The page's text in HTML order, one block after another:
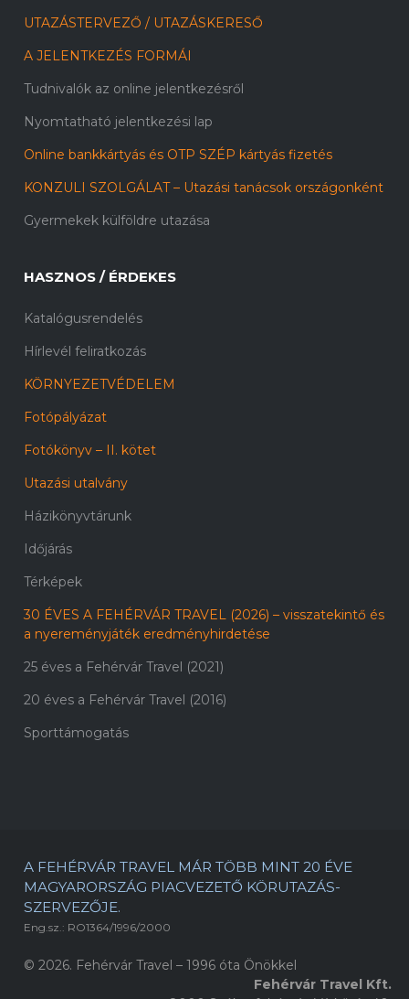
UTAZÁSTERVEZŐ / UTAZÁSKERESŐ
A JELENTKEZÉS FORMÁI
Tudnivalók az online jelentkezésről
Nyomtatható jelentkezési lap
Online bankkártyás és OTP SZÉP kártyás fizetés
KONZULI SZOLGÁLAT – Utazási tanácsok országonként
Gyermekek külföldre utazása
HASZNOS / ÉRDEKES
Katalógusrendelés
Hírlevél feliratkozás
KÖRNYEZETVÉDELEM
Fotópályázat
Fotókönyv – II. kötet
Utazási utalvány
Házikönyvtárunk
Időjárás
Térképek
30 ÉVES A FEHÉRVÁR TRAVEL (2026) – visszatekintő és
a nyereményjáték eredményhirdetése
25 éves a Fehérvár Travel (2021)
20 éves a Fehérvár Travel (2016)
Sporttámogatás
A FEHÉRVÁR TRAVEL MÁR TÖBB MINT 20 ÉVE
MAGYARORSZÁG PIACVEZETŐ KÖRUTAZÁS-
SZERVEZŐJE.
Eng.sz.: RO1364/1996/2000
© 2026. Fehérvár Travel – 1996 óta Önökkel
Fehérvár Travel Kft.